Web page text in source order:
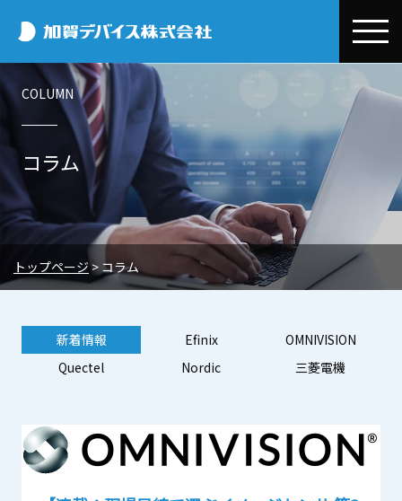
加賀デバイ
会社情報
加賀デバイスとは
代表メッセージ
会社概要
事業所一覧
電子公告
事業紹介
デバイス事業本部
半導体・電子部品事業
環境開発事業
システム設計/開発・技術サポート
電子デバイス販売
その他製品
お取引先情報
Efinix
OMNIVISION
Quectel
Nordic
三菱電機
コラム
Efinix
Quectel
Nordic
環境・CSR
環境保全への取り組み
プライバシーポリシー
トピックス
展示会・セミナー情報
採用情報
A
COLUMN
コラム
トップページ> コラム
新着情報 Efinix
OMNIVISION
Quectel
Nordic 三菱電機